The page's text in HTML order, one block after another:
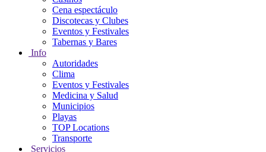
Cena espectáculo
Discotecas y Clubes
Eventos y Festivales
Tabernas y Bares
Info
Autoridades
Clima
Eventos y Festivales
Medicina y Salud
Municipios
Playas
TOP Locations
Transporte
Servicios